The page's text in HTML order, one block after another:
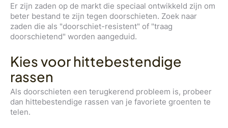
Er zijn zaden op de markt die speciaal ontwikkeld zijn om
beter bestand te zijn tegen doorschieten. Zoek naar
zaden die als "doorschiet-resistent" of "traag
doorschietend" worden aangeduid.
Kies voor hittebestendige
rassen
Als doorschieten een terugkerend probleem is, probeer
dan hittebestendige rassen van je favoriete groenten te
telen.